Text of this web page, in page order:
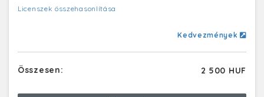
Licenszek összehasonlítása
Kedvezmények
Összesen: 2 500 HUF